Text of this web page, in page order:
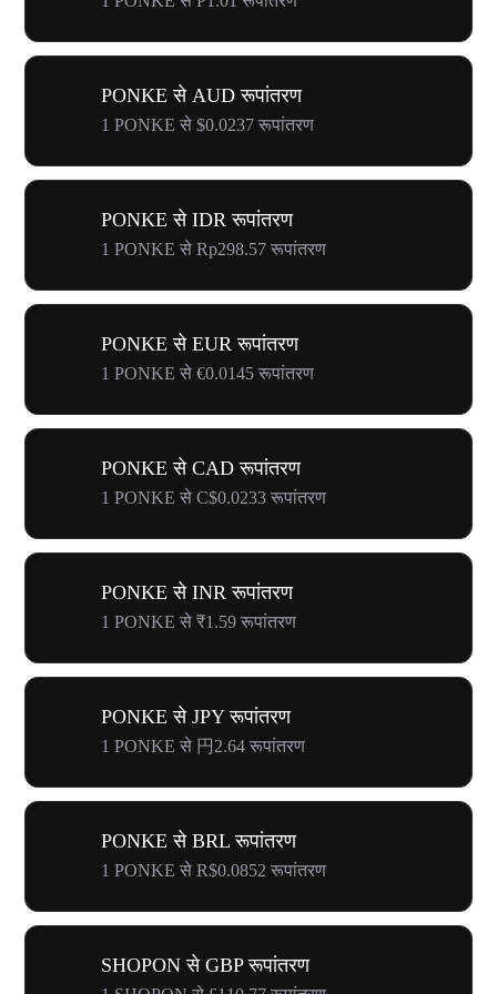
PONKE से AUD रूपांतरण
1 PONKE से $0.0237 रूपांतरण
PONKE से IDR रूपांतरण
1 PONKE से Rp298.57 रूपांतरण
PONKE से EUR रूपांतरण
1 PONKE से €0.0145 रूपांतरण
PONKE से CAD रूपांतरण
1 PONKE से C$0.0233 रूपांतरण
PONKE से INR रूपांतरण
1 PONKE से ₹1.59 रूपांतरण
PONKE से JPY रूपांतरण
1 PONKE से 円2.64 रूपांतरण
PONKE से BRL रूपांतरण
1 PONKE से R$0.0852 रूपांतरण
SHOPON से GBP रूपांतरण